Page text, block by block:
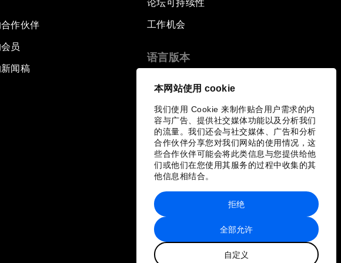
本网站使用 cookie
我们使用 Cookie 来制作贴合用户需求的内
容与广告、提供社交媒体功能以及分析我们
的流量。我们还会与社交媒体、广告和分析
合作伙伴分享您对我们网站的使用情况，这
些合作伙伴可能会将此类信息与您提供给他
们或他们在您使用其服务的过程中收集的其
他信息相结合。
全部允许
自定义
拒绝
作伙伴
员
闻稿
论坛可持续性
工作机会
语言版本